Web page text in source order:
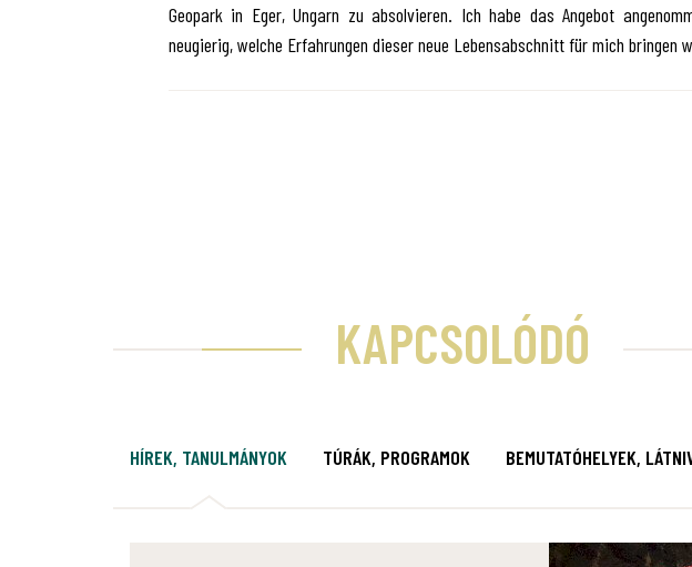
Geopark in Eger, Ungarn zu absolvieren. Ich habe das Angebot
neugierig, welche Erfahrungen dieser neue Lebensabschnitt für mich bringen
KAPCSOLÓDÓ
HÍREK, TANULMÁNYOK TÚRÁK, PROGRAMOK BEMUTATÓHELYEK,